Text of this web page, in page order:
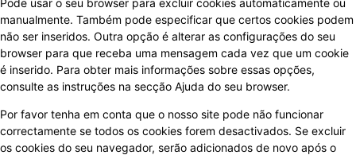
manualmente. Também pode especificar que certos cookies podem
não ser inseridos. Outra opção é alterar as configurações do seu
browser para que receba uma mensagem cada vez que um cookie
é inserido. Para obter mais informações sobre essas opções,
consulte as instruções na secção Ajuda do seu browser.
Por favor tenha em conta que o nosso site pode não funcionar
correctamente se todos os cookies forem desactivados. Se excluir
os cookies do seu navegador, serão adicionados de novo após o